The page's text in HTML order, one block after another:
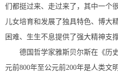
们都挺过来、走过来了，其中一个
儿女培育和发展了独具特色、博大
困难、生生不息提供了强大精神支撑
德国哲学家雅斯贝尔斯在《历
元前800年至公元前200年是人类文